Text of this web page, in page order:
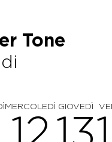
Tone
MERCOLEDÌ GIOVEDÌ